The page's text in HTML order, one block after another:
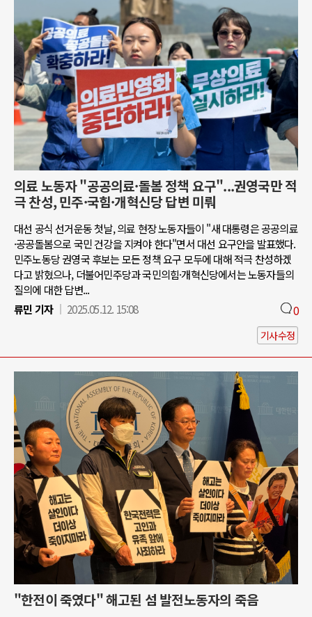
의료 노동자 "공공의료·돌봄 정책 요구"...권영국만 적
극 찬성, 민주·국힘·개혁신당 답변 미뤄
대선 공식 선거운동 첫날, 의료 현장 노동자들이 "새 대통령은 공공의료
·공공돌봄으로 국민 건강을 지켜야 한다"면서 대선 요구안을 발표했다.
민주노동당 권영국 후보는 모든 정책 요구 모두에 대해 적극 찬성하겠
다고 밝혔으나, 더불어민주당과 국민의힘·개혁신당에서는 노동자들의
질의에 대한 답변...
류민 기자
2025.05.12. 15:08 0
기사수정
"한전이 죽였다" 해고된 섬 발전노동자의 죽음